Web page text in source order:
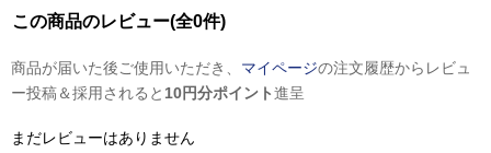
この商品のレビュー(全0件)
商品が届いた後ご使用いただき、 マイページの注文履歴からレビュ
ー投稿＆採用されると 10円分ポイント進呈
まだレビューはありません